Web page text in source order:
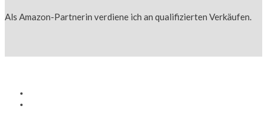
Als Amazon-Partnerin verdiene ich an qualifizierten Verkäufen.